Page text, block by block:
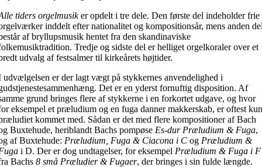
tiders orgelmusiker opdelt i tre dele. Den første del indeholder frie
inddelt efter nationalitet og kompositionsår, mens anden
af bryllupsmusik hentet fra den skandinaviske
Tredje og sidste del er helliget orgelkoraler over et
udvalg af festsalmer til kirkeårets højtider.
udvælgelsen er der lagt vægt på stykkernes anvendelighed i
Det er en yderst fornuftig disposition. Af
grund bringes flere af stykkerne i en forkortet udgave, og hvor
eksempel et præludium og en fuga danner makkerskab, er oftest
kommet med. Sådan er det med flere kompositioner af Bach
Buxtehude, heriblandt Bachs pompøse Es-dur Præludium & Fuga,
af Buxtehude: Præludium, Fuga & Ciacona i C og Præludium &
i D. Der er dog undtagelser, for eksempel Præludium & Fuga i F
Bachs8 små Præludier & Fugaer, der bringes i sin fulde længde.